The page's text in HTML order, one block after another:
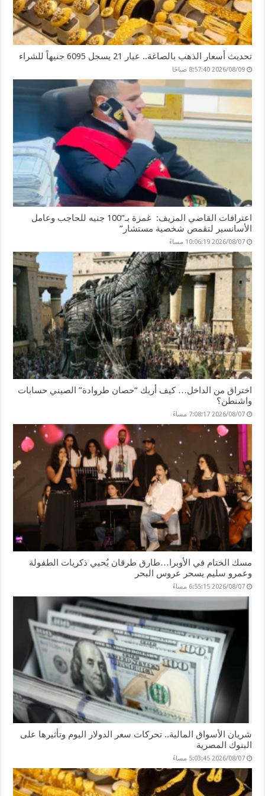
تحديث أسعار الذهب بالصاغة.. عيار 21 يسجل 6095 جنيهاً للشراء
2026/08/09 8:57:40 صباحًا
اعترافات القاضي المزيف: غمزة بـ”100 جنيه للحاجب وعامل
الأسانسير لتقمص شخصية مستشار”
2026/08/07 10:06:19 مساءً
اختراق من الداخل… كيف أربك “حصان طروادة” الصيني حسابات
واشنطن؟
2026/08/07 7:08:17 مساءً
مسك الختام في الأوبرا…طارق طرقان يُحيي ذكريات الطفولة
وعمرو سليم يسحر عروس البحر
2026/08/07 6:55:15 مساءً
شريان الأسواق المالية.. تحركات سعر الدولار اليوم وتأثيرها على
البنوك المصرية
2026/08/07 5:03:45 مساءً